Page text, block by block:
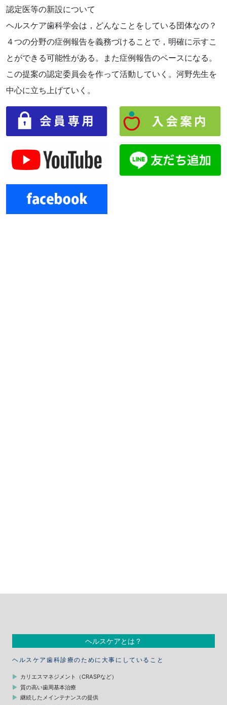
認定医等の新設について
ヘルスケア歯科学会は，どんなことをしている団体なの？
４つの分野の症例報告を義務づけることで，明確に示すこ
とができる可能性がある。また症例報告のベースになる。
この提案の認定委員会を作って活動していく。河野先生を
中心に立ち上げていく。
ヘルスケアとは？
ヘルスケア歯科診療のために大事にしていること
カリエスマネジメント（CRASPなど）
質の高い歯周基本治療
継続したメインテナンスの提供